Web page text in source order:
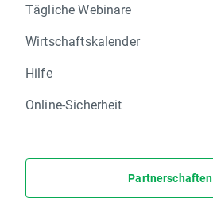
Tägliche Webinare
Wirtschaftskalender
Hilfe
Online-Sicherheit
Partnerschaften